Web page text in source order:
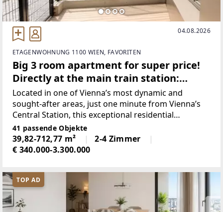
04.08.2026
ETAGENWOHNUNG 1100 WIEN, FAVORITEN
Big 3 room apartment for super price!
Directly at the main train station:
Commission-free
Located in one of Vienna’s most dynamic and
sought-after areas, just one minute from Vienna’s
Central Station, this exceptional residential
development has recently been completed,
seamlessly combining modern living comfort,
premium architecture, and
41 passende Objekte
39,82-712,77 m²
2-4 Zimmer
€ 340.000-3.300.000
TOP AD